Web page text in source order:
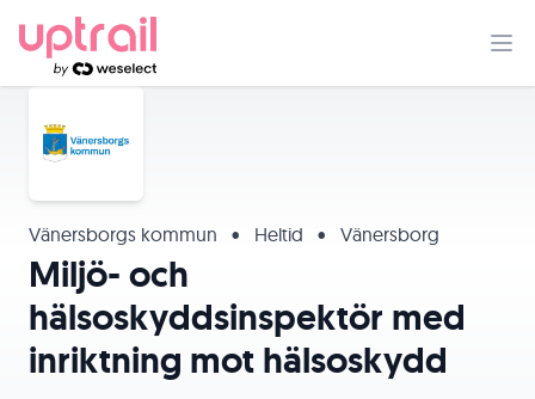
Vänersborgs kommun • Heltid • Vänersborg
Miljö- och
hälsoskyddsinspektör med
inriktning mot hälsoskydd